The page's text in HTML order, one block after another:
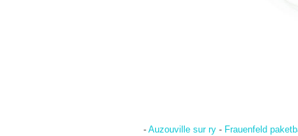
- Auzouville sur ry - Frauenfeld